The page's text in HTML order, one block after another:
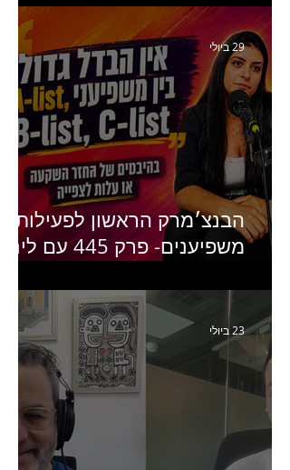
ומנהלת לשעבר של קהילת
היוצרים של טיקטוק
הבנצ׳מרק הראשון לפעילות
משפיענים- פרק 445 עם לינוי
Humanz ישראל
29 ביולי
23 ביולי